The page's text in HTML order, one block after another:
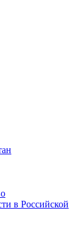
в Российской